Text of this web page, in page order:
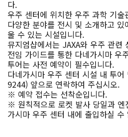
다.
우주 센터에 위치한 우주 과학 기술
다양한 분야를 전시 및 소개하고
울 수 있는 시설입니다.
뮤지엄샵에서는 JAXA와 우주 관련
전임 가이드를 통한 다네가시마 우
투어는 사전 예약이 필수입니다.
다네가시마 우주 센터 시설 내 투
9244) 앞으로 연락하여 주십시오.
※ 예약 접수는 선착순입니다.
※ 원칙적으로 로켓 발사 당일과 엔
가시마 우주 센터 내에 출입하실 수